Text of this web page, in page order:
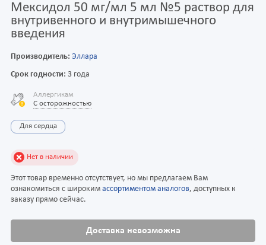
Мексидол 50 мг/мл 5 мл №5 раствор для
внутривенного и внутримышечного
введения
Производитель: Эллара
Срок годности: 3 года
Аллергикам
С осторожностью
Для сердца
Нет в наличии
Этот товар временно отсутствует, но мы предлагаем Вам
ознакомиться с широким ассортиментом аналогов, доступных к
заказу прямо сейчас.
Доставка невозможна